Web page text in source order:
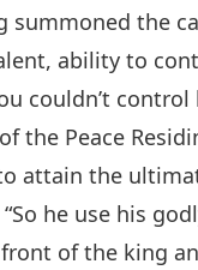
summoned the
ability to
couldn’t
the Peace
attain the
he use his
of the king